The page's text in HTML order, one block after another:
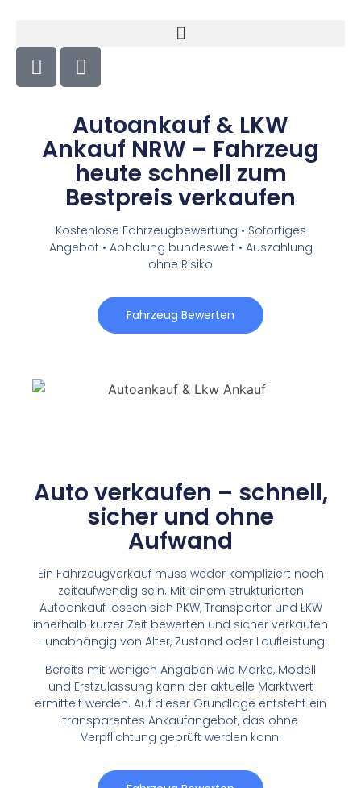
Autoankauf & LKW
Ankauf NRW – Fahrzeug
heute schnell zum
Bestpreis verkaufen
Kostenlose Fahrzeugbewertung • Sofortiges
Angebot • Abholung bundesweit • Auszahlung
ohne Risiko
Fahrzeug Bewerten
Auto verkaufen – schnell,
sicher und ohne
Aufwand
Ein Fahrzeugverkauf muss weder kompliziert noch
zeitaufwendig sein. Mit einem strukturierten
Autoankauf lassen sich PKW, Transporter und LKW
innerhalb kurzer Zeit bewerten und sicher verkaufen
– unabhängig von Alter, Zustand oder Laufleistung.
Bereits mit wenigen Angaben wie Marke, Modell
und Erstzulassung kann der aktuelle Marktwert
ermittelt werden. Auf dieser Grundlage entsteht ein
transparentes Ankaufangebot, das ohne
Verpflichtung geprüft werden kann.